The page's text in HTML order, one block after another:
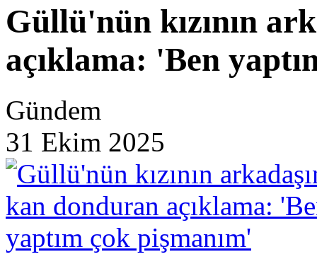
Güllü'nün kızının
açıklama: 'Ben
Gündem
31 Ekim 2025